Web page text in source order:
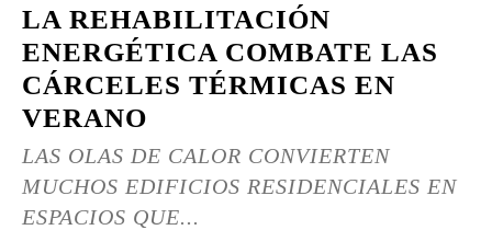
LA REHABILITACIÓN
ENERGÉTICA COMBATE LAS
CÁRCELES TÉRMICAS EN
VERANO
LAS OLAS DE CALOR CONVIERTEN
MUCHOS EDIFICIOS RESIDENCIALES EN
ESPACIOS QUE...